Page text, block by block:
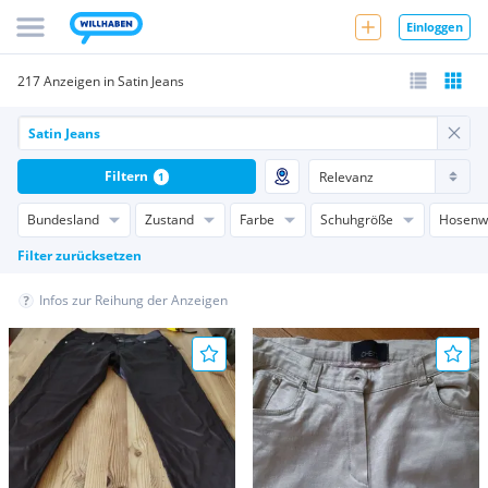
Einloggen
217 Anzeigen in Satin Jeans
Bundesland Zustand Farbe Schuhgröße
Filter zurücksetzen
Filtern 1
Infos zur Reihung der Anzeigen